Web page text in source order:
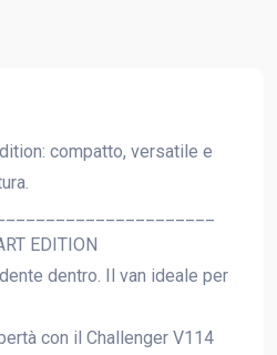
compatto, versatile e
EDITION
dentro. Il van ideale per
con il Challenger V114